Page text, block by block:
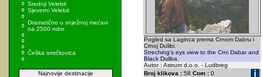
Srednji Velebit
Sjeverni Velebit
Dramatično u snježnoj mećavi
na 2500 ndm
Češka smrčkovica
Najnovije destinacije
Pogled sa Laginca prema Crnom Dabru i
Crnoj Dulibi.
Streching's eys view to the Crni Dabar and
Black Duliba.
Autor : Astrum d.o.o. - Ludbreg
Broj klikova :58 Com :0